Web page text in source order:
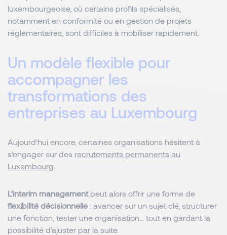
luxembourgeoise, où certains profils spécialisés,
notamment en conformité ou en gestion de projets
réglementaires, sont difficiles à mobiliser rapidement.
Un modèle flexible pour
accompagner les
transformations des
entreprises au Luxembourg
Aujourd'hui encore, certaines organisations hésitent à
s’engager sur des recrutements permanents au
Luxembourg
L’interim managementpeut alors offrir une forme de
flexibilité décisionnelle : avancer sur un sujet clé, structurer
une fonction, tester une organisation… tout en gardant la
possibilité d’ajuster par la suite.